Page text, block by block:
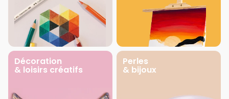
Décoration
& loisirs créatifs
Perles
& bijoux